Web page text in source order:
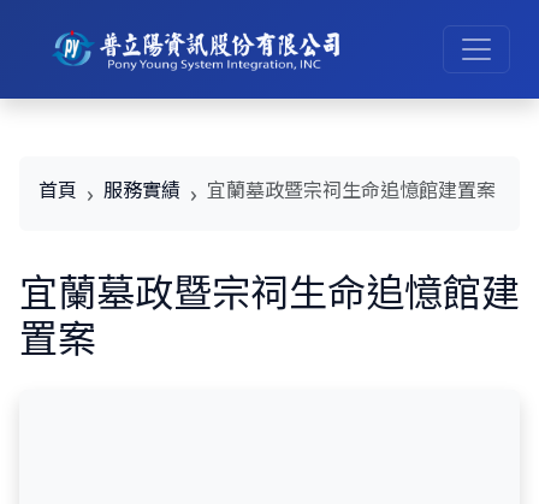
首頁 服務實績 宜蘭墓政暨宗祠生命追憶館建置案
宜蘭墓政暨宗祠生命追憶館建
置案